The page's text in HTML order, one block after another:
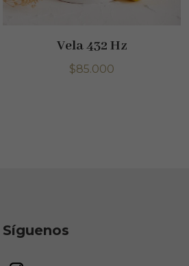
Vela 432 Hz
$85.000
Síguenos